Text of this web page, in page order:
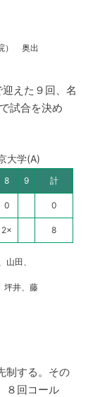
） 奥出
えた９回、名
試合を決め
大学(A)
8 9 計
0 0
2×
8
田、
坪井、藤
制する。その
８回コール